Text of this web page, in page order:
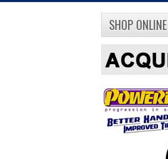
SHOP ONLINE